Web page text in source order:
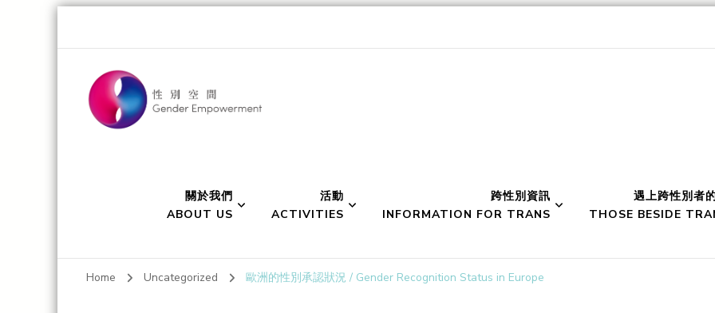
關於我們
ABOUT US
活動
ACTIVITIES
跨性別資訊
INFORMATION FOR TRANS
遇上跨性別者
THOSE BESIDE
Home Uncategorized 歐洲的性別承認狀況 / Gender Recognition Status in Europe